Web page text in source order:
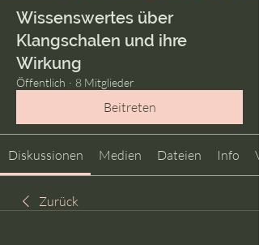
Wissenswertes über
Klangschalen und ihre
Wirkung
Öffentlich · 8 Mitglieder
Beitreten
Diskussionen Medien Dateien Info
Zurück